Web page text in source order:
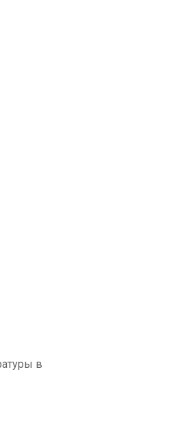
в